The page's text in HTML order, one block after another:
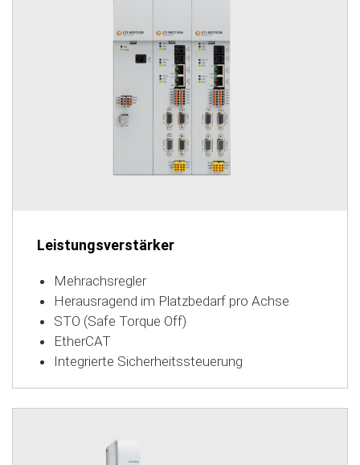
Leistungsverstärker
Mehrachsregler
Herausragend im Platzbedarf pro Achse
STO (Safe Torque Off)
EtherCAT
Integrierte Sicherheitssteuerung